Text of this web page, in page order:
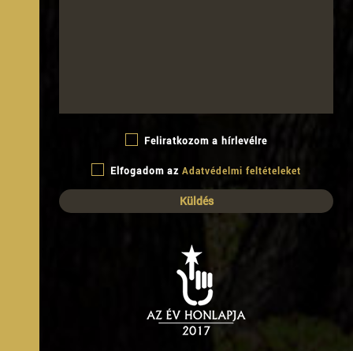
Feliratkozom a hírlevélre
Elfogadom az Adatvédelmi feltételeket